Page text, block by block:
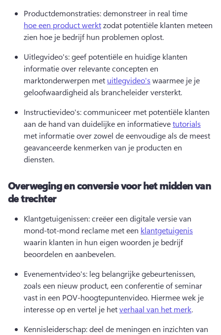
Productdemonstraties: demonstreer in real time
hoe een product werkt zodat potentiële klanten meteen
zien hoe je bedrijf hun problemen oplost.
Uitlegvideo's: geef potentiële en huidige klanten
informatie over relevante concepten en
marktonderwerpen met uitlegvideo's waarmee je je
geloofwaardigheid als brancheleider versterkt.
Instructievideo's: communiceer met potentiële klanten
aan de hand van duidelijke en informatieve tutorials
met informatie over zowel de eenvoudige als de meest
geavanceerde kenmerken van je producten en
diensten.
Overweging en conversie voor het midden van
de trechter
Klantgetuigenissen: creëer een digitale versie van
mond-tot-mond reclame met een klantgetuigenis
waarin klanten in hun eigen woorden je bedrijf
beoordelen en aanbevelen.
Evenementvideo's: leg belangrijke gebeurtenissen,
zoals een nieuw product, een conferentie of seminar
vast in een POV-hoogtepuntenvideo. Hiermee wek je
interesse op en vertel je het verhaal van het merk.
Kennisleiderschap: deel de meningen en inzichten van